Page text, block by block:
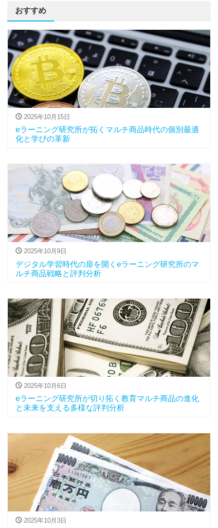
おすすめ
2025年10月15日
eラーニング研究所が拓くマルチ商品時代の個別最適
化と学びの革新
2025年10月9日
デジタル学習時代の扉を開くeラーニング研究所のマ
ルチ商品戦略と評判分析
2025年10月6日
eラーニング研究所が切り拓く教育マルチ商品の進化
と未来を支える多様な評判分析
2025年10月3日